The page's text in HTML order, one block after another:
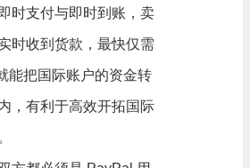
时支付与即时到账，卖
时收到货款，最快仅需
能把国际账户的资金转
，有利于高效开拓国际